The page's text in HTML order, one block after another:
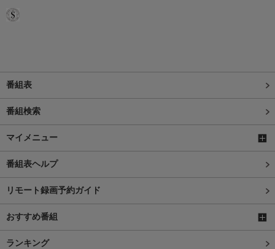
番組表
番組検索
マイメニュー
番組表ヘルプ
リモート録画予約ガイド
おすすめ番組
ランキング